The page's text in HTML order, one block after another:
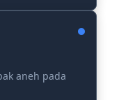
aneh pada